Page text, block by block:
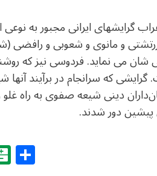
گرایشهای ایرانی مجبور به
و مانوی و شعوبی و رافضی
می نماید. فردوسی نیز که
که سرانجام در برآیند آنها
دینی شیعه صفوی به راه غلو
پیشین دور شدند.
Balatarin